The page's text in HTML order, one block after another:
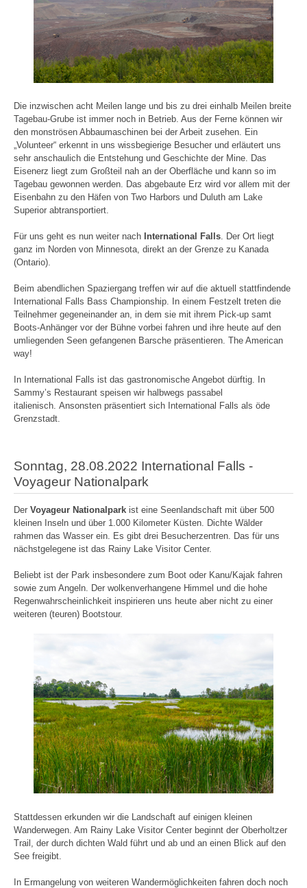
Die inzwischen acht Meilen lange und bis zu drei einhalb Meilen breite
Tagebau-Grube ist immer noch in Betrieb. Aus der Ferne können wir
den monströsen Abbaumaschinen bei der Arbeit zusehen. Ein
„Volunteer“ erkennt in uns wissbegierige Besucher und erläutert uns
sehr anschaulich die Entstehung und Geschichte der Mine. Das
Eisenerz liegt zum Großteil nah an der Oberfläche und kann so im
Tagebau gewonnen werden. Das abgebaute Erz wird vor allem mit der
Eisenbahn zu den Häfen von Two Harbors und Duluth am Lake
Superior abtransportiert.
Für uns geht es nun weiter nach International Falls. Der Ort liegt
ganz im Norden von Minnesota, direkt an der Grenze zu Kanada
(Ontario).
Beim abendlichen Spaziergang treffen wir auf die aktuell stattfindende
International Falls Bass Championship. In einem Festzelt treten die
Teilnehmer gegeneinander an, in dem sie mit ihrem Pick-up samt
Boots-Anhänger vor der Bühne vorbei fahren und ihre heute auf den
umliegenden Seen gefangenen Barsche präsentieren. The American
way!
In International Falls ist das gastronomische Angebot dürftig. In
Sammy’s Restaurant speisen wir halbwegs passabel
italienisch. Ansonsten präsentiert sich International Falls als öde
Grenzstadt.
Sonntag, 28.08.2022 International Falls -
Voyageur Nationalpark
Der Voyageur Nationalpark ist eine Seenlandschaft mit über 500
kleinen Inseln und über 1.000 Kilometer Küsten. Dichte Wälder
rahmen das Wasser ein. Es gibt drei Besucherzentren. Das für uns
nächstgelegene ist das Rainy Lake Visitor Center.
Beliebt ist der Park insbesondere zum Boot oder Kanu/Kajak fahren
sowie zum Angeln. Der wolkenverhangene Himmel und die hohe
Regenwahrscheinlichkeit inspirieren uns heute aber nicht zu einer
weiteren (teuren) Bootstour.
Stattdessen erkunden wir die Landschaft auf einigen kleinen
Wanderwegen. Am Rainy Lake Visitor Center beginnt der Oberholtzer
Trail, der durch dichten Wald führt und ab und an einen Blick auf den
See freigibt.
In Ermangelung von weiteren Wandermöglichkeiten fahren doch noch